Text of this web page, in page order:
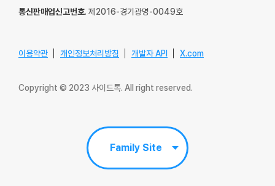
통신판매업신고번호. 제2016-경기광명-0049호
이용약관 개인정보처리방침 개발자 API X.com
Copyright © 2023 사이드톡. All right reserved.
Family Site